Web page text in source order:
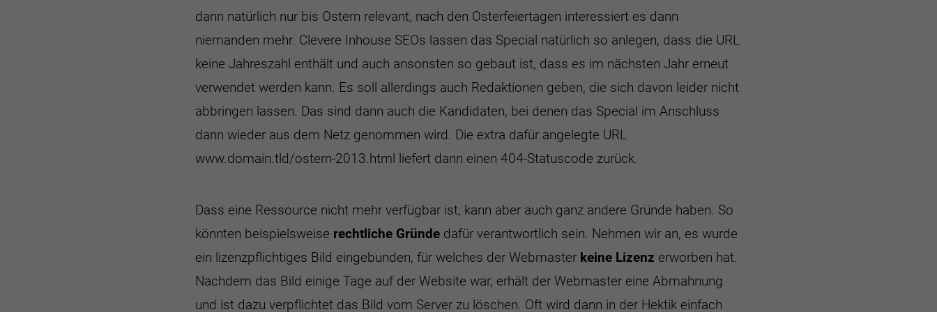
dann natürlich nur bis Ostern relevant, nach den Osterfeiertagen interessiert es dann
niemanden mehr. Clevere Inhouse SEOs lassen das Special natürlich so anlegen, dass die URL
keine Jahreszahl enthält und auch ansonsten so gebaut ist, dass es im nächsten Jahr erneut
verwendet werden kann. Es soll allerdings auch Redaktionen geben, die sich davon leider nicht
abbringen lassen. Das sind dann auch die Kandidaten, bei denen das Special im Anschluss
dann wieder aus dem Netz genommen wird. Die extra dafür angelegte URL
www.domain.tld/ostern-2013.html liefert dann einen 404-Statuscode zurück.
Dass eine Ressource nicht mehr verfügbar ist, kann aber auch ganz andere Gründe haben. So
könnten beispielsweise rechtliche Gründe dafür verantwortlich sein. Nehmen wir an, es wurde
ein lizenzpflichtiges Bild eingebunden, für welches der Webmaster keine Lizenz erworben hat.
Nachdem das Bild einige Tage auf der Website war, erhält der Webmaster eine Abmahnung
und ist dazu verpflichtet das Bild vom Server zu löschen. Oft wird dann in der Hektik einfach